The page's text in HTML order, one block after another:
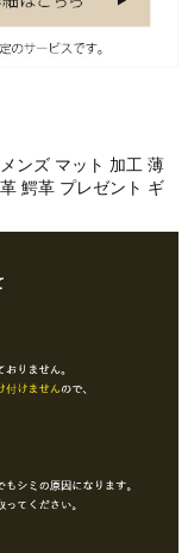
ンズ マット 加工 薄
鰐革 プレゼント ギ